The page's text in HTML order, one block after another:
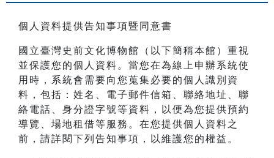
個人資料提供告知事項暨同意書
國立臺灣史前文化博物館（以下簡稱本館）重視
並保護您的個人資料。當您在為線上申辦系統使
用時，系統會需要向您蒐集必要的個人識別資
料，包括：姓名、電子郵件信箱、聯絡地址、聯
絡電話、身分證字號等資料，以便為您提供預約
導覽、場地租借等服務。在您提供個人資料之
前，請詳閱下列告知事項，以維護您的權益。